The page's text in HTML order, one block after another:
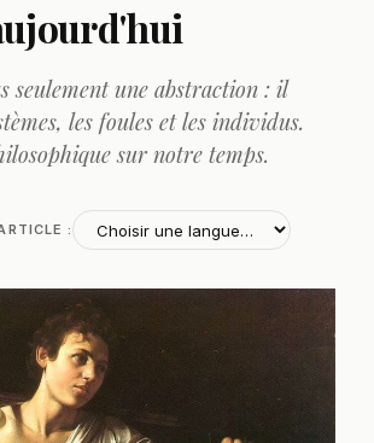
seulement une abstraction : il
les foules et les individus.
sur notre temps.
: